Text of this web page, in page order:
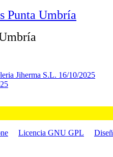
Punta Umbría
Jiherma S.L. 16/10/2025
Licencia GNU GPL